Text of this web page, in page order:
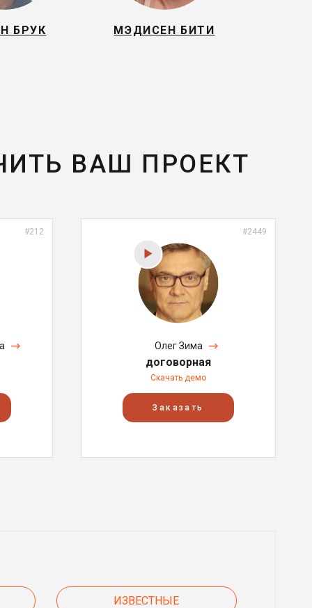
БРУК МЭДИСЕН БИТИ
ВАШ ПРОЕКТ
#212 #2449
Олег Зима
договорная
Скачать демо
Заказать
ИЗВЕСТНЫЕ